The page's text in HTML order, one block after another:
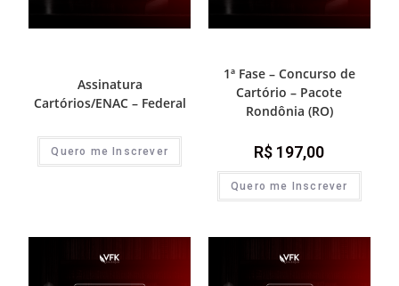
Assinatura
Cartórios/ENAC – Federal
Quero me Inscrever
1ª Fase – Concurso de
Cartório – Pacote
Rondônia (RO)
R$ 197,00
Quero me Inscrever